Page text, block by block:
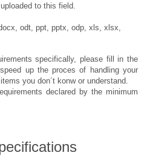
to this field.
odt, ppt, pptx, odp, xls, xlsx,
specifically, please fill in the
up the proces of handling your
you don´t konw or understand.
declared by the minimum